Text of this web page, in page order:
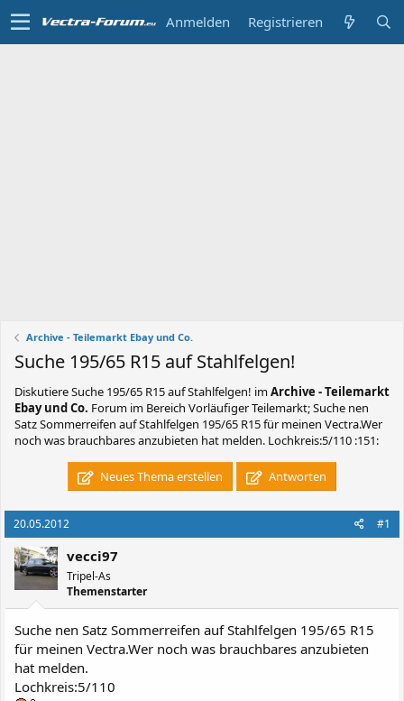
Anmelden Registrieren
Archive - Teilemarkt Ebay und Co.
Suche 195/65 R15 auf Stahlfelgen!
DiskutiereSuche 195/65 R15 auf Stahlfelgen! imArchive - Teilemarkt
Ebay und Co. Forum im Bereich Vorläufiger Teilemarkt; Suche nen
Satz Sommerreifen auf Stahlfelgen 195/65 R15 für meinen Vectra.Wer
noch was brauchbares anzubieten hat melden. Lochkreis:5/110 :151:
Neues Thema erstellen Antworten
20.05.2012 #1
vecci97
Tripel-As
Themenstarter
Suche nen Satz Sommerreifen auf Stahlfelgen 195/65 R15
für meinen Vectra.Wer noch was brauchbares anzubieten
hat melden.
Lochkreis:5/110